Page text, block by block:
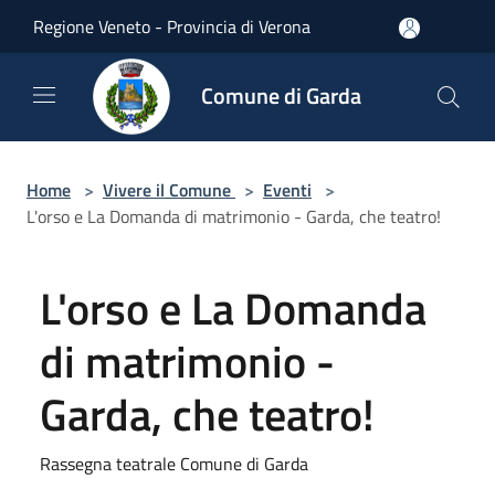
Regione Veneto - Provincia di Verona
Comune di Garda
Home > Vivere il Comune > Eventi >
L'orso e La Domanda di matrimonio - Garda, che teatro!
L'orso e La Domanda
di matrimonio -
Garda, che teatro!
Rassegna teatrale Comune di Garda